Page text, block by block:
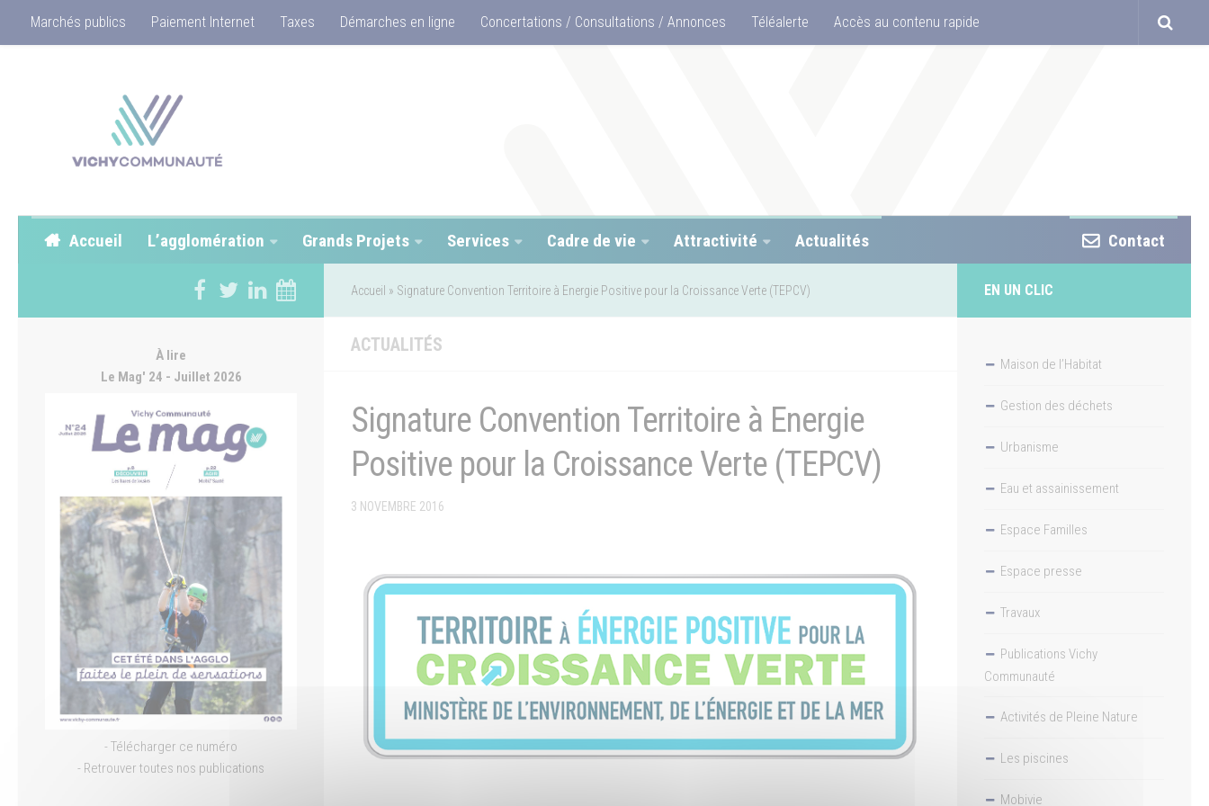
Marchés publics Paiement Internet Taxes Démarches en ligne Concertations / Consultations / Annonces Téléalerte Accès au contenu rapide
Accueil L’agglomération Grands Projets Services Cadre de vie Attractivité Actualités Contact
Accueil » Signature Convention Territoire à Energie Positive pour la Croissance Verte (TEPCV)
ACTUALITÉS
Signature Convention Territoire à Energie
Positive pour la Croissance Verte (TEPCV)
3 NOVEMBRE 2016
À lire
Le Mag' 24 - Juillet 2026
- Télécharger ce numéro
- Retrouver toutes nos publications
EN UN CLIC
Maison de l’Habitat
Gestion des déchets
Urbanisme
Eau et assainissement
Espace Familles
Espace presse
Travaux
Publications Vichy
Communauté
Activités de Pleine Nature
Les piscines
Mobivie